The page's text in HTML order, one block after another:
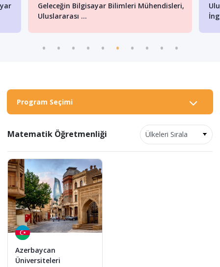
Geleceğin Bilgisayar Bilimleri Mühendisleri,
Uluslararası ...
Program Seçimi
Matematik Öğretmenliği
Azerbaycan
Üniversiteleri